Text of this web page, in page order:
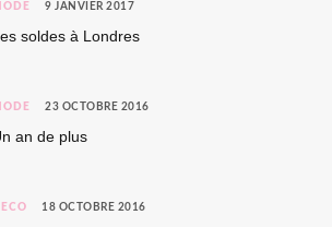
9 JANVIER 2017
soldes à Londres
23 OCTOBRE 2016
an de plus
18 OCTOBRE 2016